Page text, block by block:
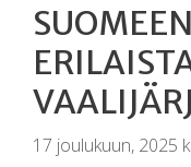
17 joulukuun, 2025